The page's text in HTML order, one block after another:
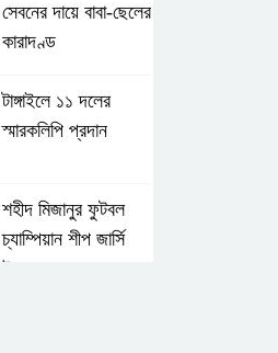
সেবনের দায়ে বাবা-ছেলের
কারাদণ্ড
টাঙ্গাইলে ১১ দলের
স্মারকলিপি প্রদান
শহীদ মিজানুর ফুটবল
চ্যাম্পিয়ান শীপ জার্সি
উন্মোচন